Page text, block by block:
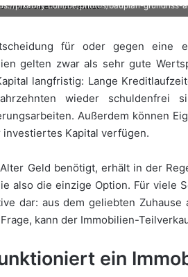
pixabay.com/de/photos/bauplan-grundriss-
für oder gegen eine
gelten zwar als sehr gute
langfristig: Lange
wieder
Außerdem können
investiertes Kapital verfügen.
Geld benötigt, erhält in der
also die einzige Option. Für viele
dar: aus dem geliebten
kann der Immobilien-
ein